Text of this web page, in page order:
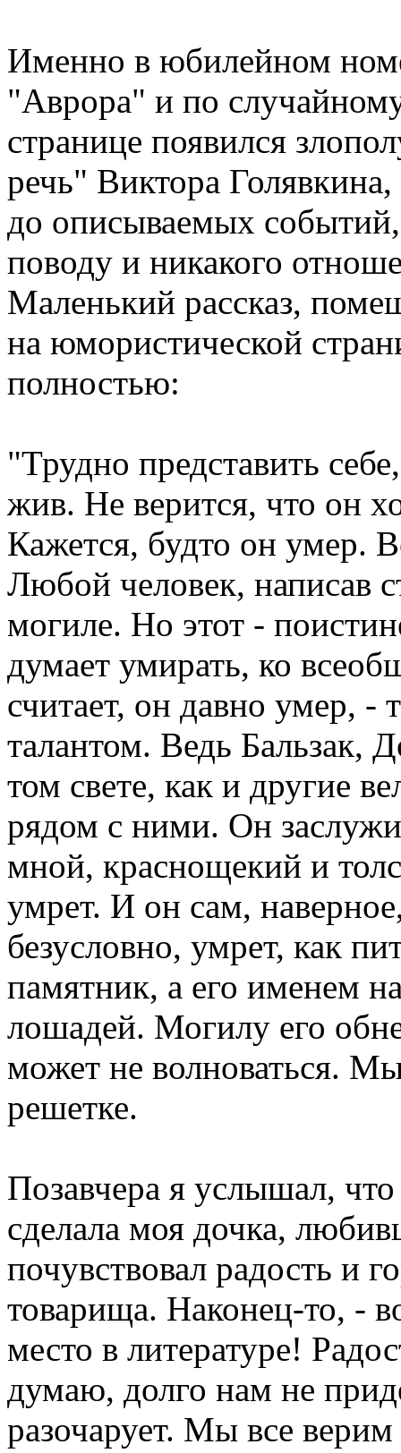
Именно в юбилейном
"Аврора" и по
странице появился
речь" Виктора
до описываемых
поводу и никакого
Маленький рассказ,
на юмористической
полностью:
"Трудно представить
жив. Не верится, что он
Кажется, будто он умер.
Любой человек, написав
могиле. Но этот -
думает умирать, ко
считает, он давно умер, -
талантом. Ведь Бальзак,
том свете, как и другие
рядом с ними. Он
мной, краснощекий и
умрет. И он сам,
безусловно, умрет, как
памятник, а его именем
лошадей. Могилу его
может не волноваться.
решетке.
Позавчера я услышал,
сделала моя дочка,
почувствовал радость и
товарища. Наконец-то, -
место в литературе!
думаю, долго нам не
разочарует. Мы все